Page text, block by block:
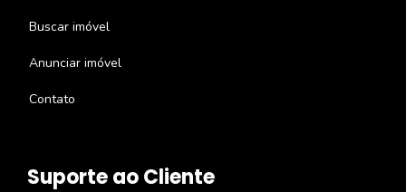
Buscar imóvel
Anunciar imóvel
Contato
Suporte ao Cliente